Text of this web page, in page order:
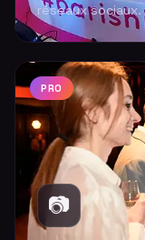
réseaux sociaux.
PRO
📷